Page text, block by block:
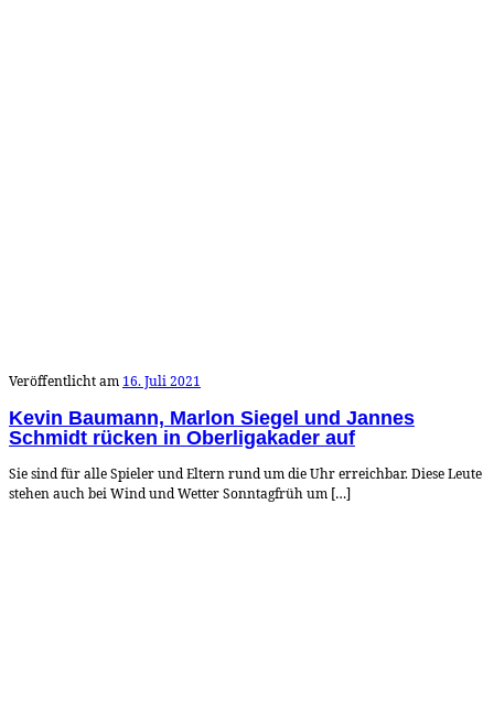
Veröffentlicht am 16. Juli 2021
Kevin Baumann, Marlon Siegel und Jannes
Schmidt rücken in Oberligakader auf
Sie sind für alle Spieler und Eltern rund um die Uhr erreichbar. Diese Leute
stehen auch bei Wind und Wetter Sonntagfrüh um […]